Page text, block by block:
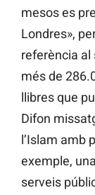
mesos es
Londres»,
referència al
més de
llibres que
Difon
l’Islam amb
exemple,
serveis